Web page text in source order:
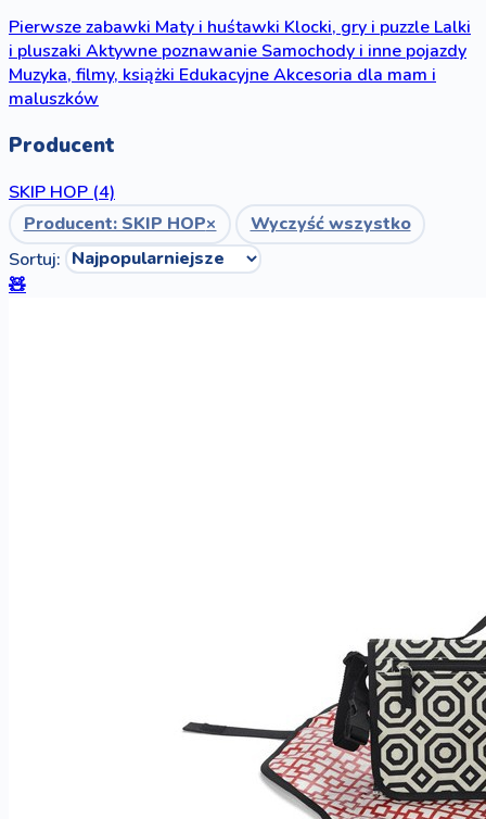
Pierwsze zabawki Maty i huśtawki Klocki, gry i puzzle Lalki
i pluszaki Aktywne poznawanie Samochody i inne pojazdy
Muzyka, filmy, książki EdukacyjneAkcesoria dla mam i
maluszków
Producent
SKIP HOP (4)
Producent: SKIP HOP×
Wyczyść wszystko
Sortuj:
🧸